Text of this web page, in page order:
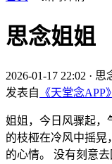
思念姐姐
2026-01-17 22:02 · 思
发表自 《天堂念APP》
姐姐，今日风骤起，
的枝桠在冷风中摇晃
的心情。 没有刻意